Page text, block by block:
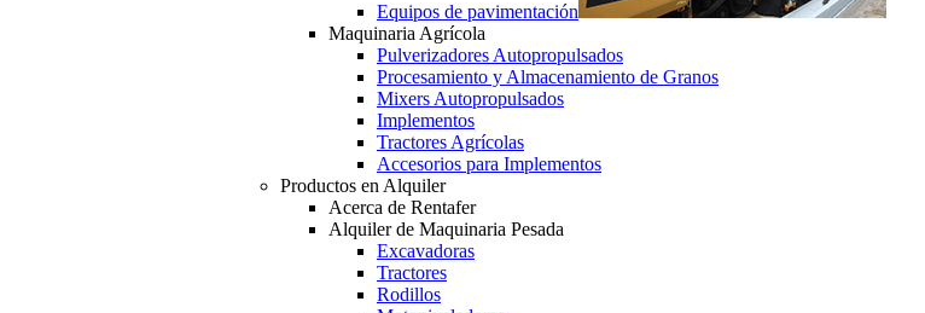
Equipos de pavimentación
Maquinaria Agrícola
Pulverizadores Autopropulsados
Procesamiento y Almacenamiento de Granos
Mixers Autopropulsados
Implementos
Tractores Agrícolas
Accesorios para Implementos
Productos en Alquiler
Acerca de Rentafer
Alquiler de Maquinaria Pesada
Excavadoras
Tractores
Rodillos